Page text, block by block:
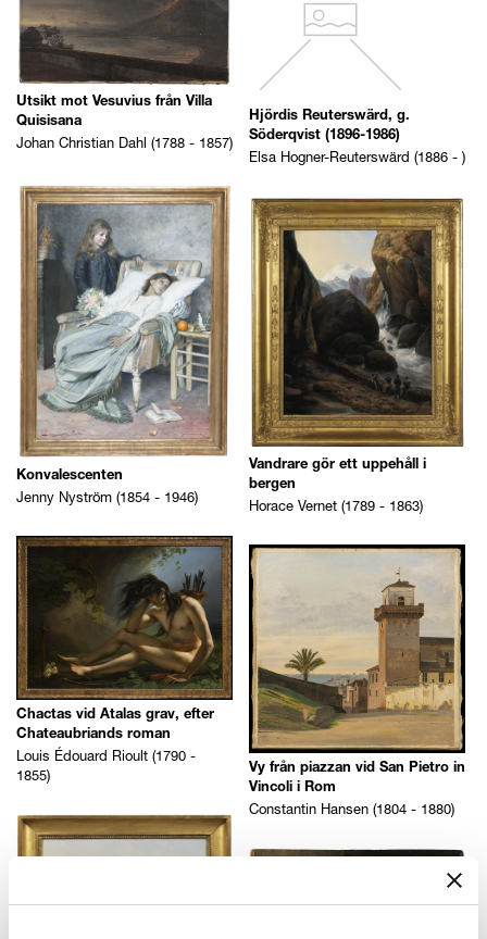
Datering
Sök Teknik
Motivkategori
Sök Motivkategori
Avbildad plats
Sök Avbildad plats
Hjördis Reuterswärd, g.
Söderqvist (1896-1986)
Elsa Hogner-Reuterswärd (1886 - )
Utsikt mot Vesuvius från Villa
Quisisana
Johan Christian Dahl (1788 - 1857)
Konvalescenten
Jenny Nyström (1854 - 1946)
Vandrare gör ett uppehåll i
bergen
Horace Vernet (1789 - 1863)
Chactas vid Atalas grav, efter
Chateaubriands roman
Louis Édouard Rioult (1790 -
1855)
Vy från piazzan vid San Pietro in
Vincoli i Rom
Constantin Hansen (1804 - 1880)